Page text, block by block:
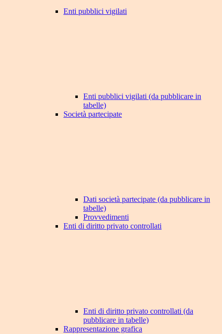
Enti pubblici vigilati
Enti pubblici vigilati (da pubblicare in
tabelle)
Società partecipate
Dati società partecipate (da pubblicare in
tabelle)
Provvedimenti
Enti di diritto privato controllati
Enti di diritto privato controllati (da
pubblicare in tabelle)
Rappresentazione grafica